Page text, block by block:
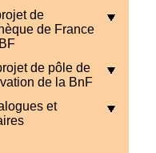
de
de France
de pôle de
de la BnF
et